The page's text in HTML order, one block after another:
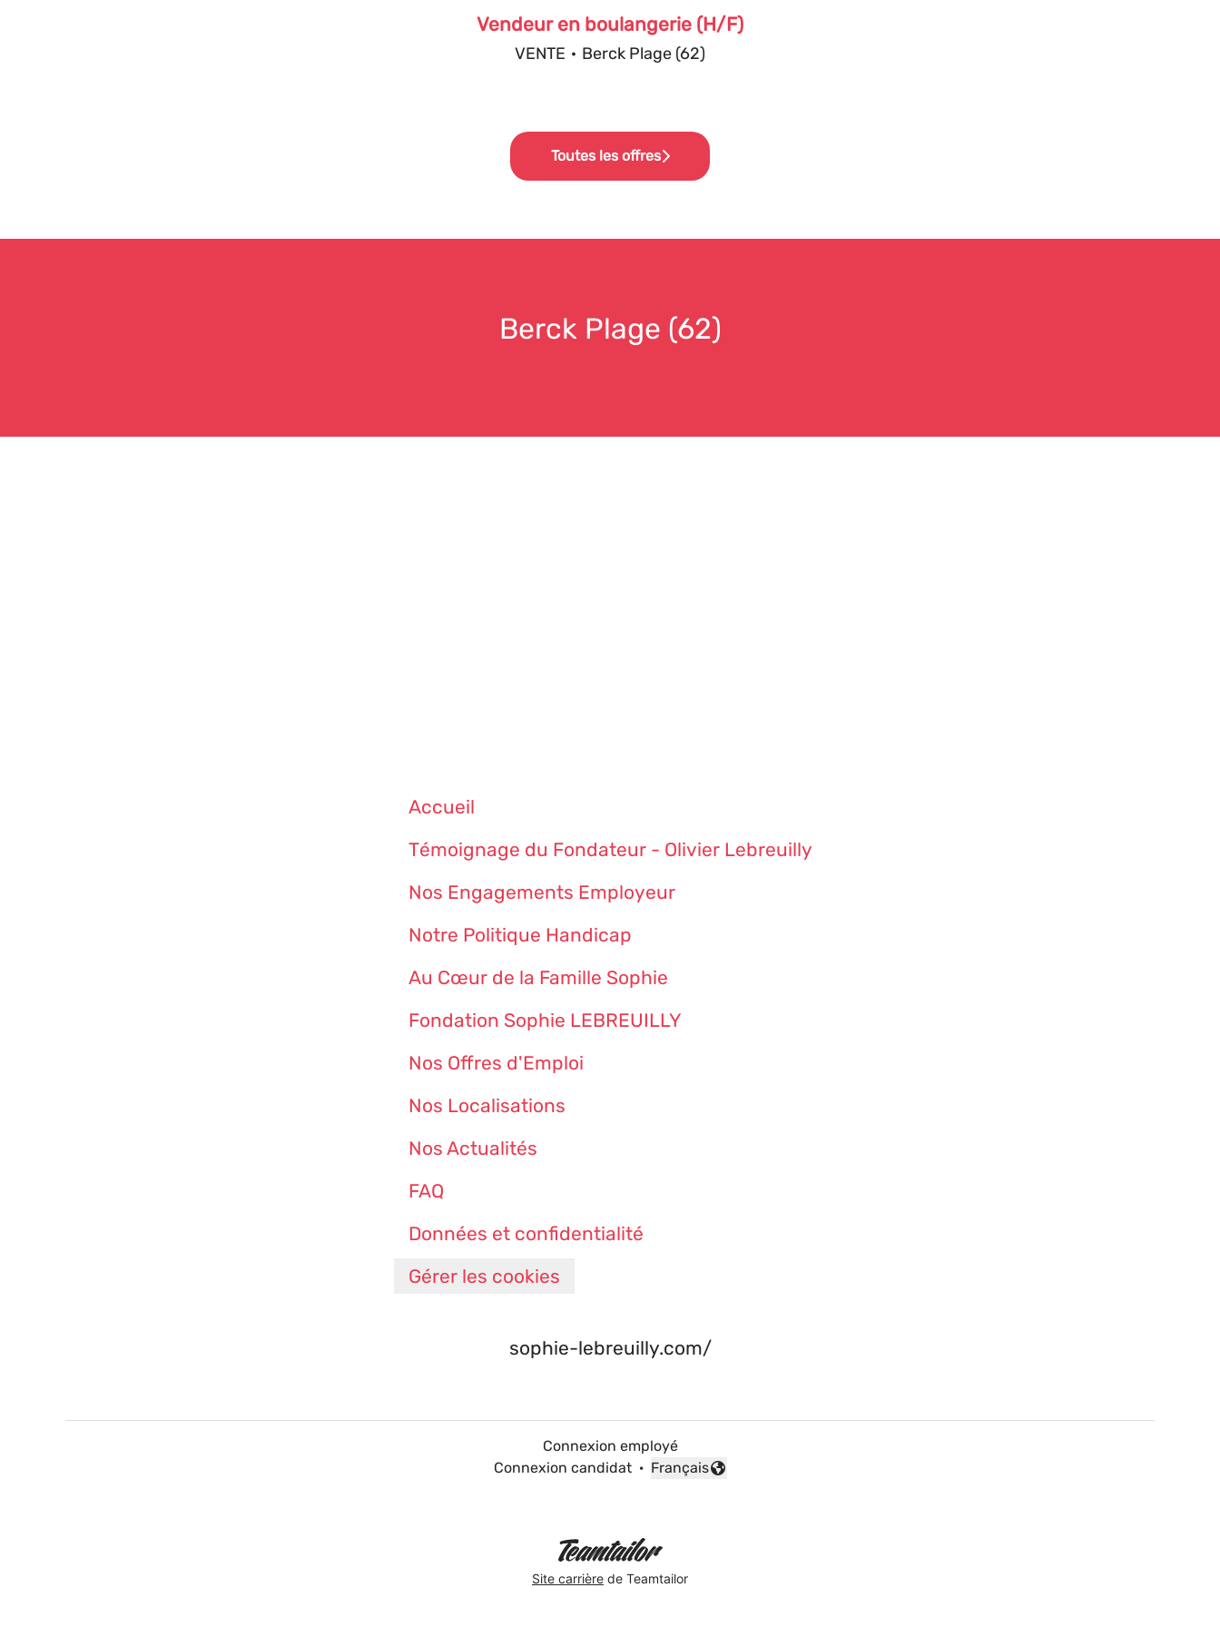
Vendeur en boulangerie (H/F)
VENTE · Berck Plage (62)
Toutes les offres
Berck Plage (62)
Accueil
Témoignage du Fondateur - Olivier Lebreuilly
Nos Engagements Employeur
Notre Politique Handicap
Au Cœur de la Famille Sophie
Fondation Sophie LEBREUILLY
Nos Offres d'Emploi
Nos Localisations
Nos Actualités
FAQ
Données et confidentialité
Gérer les cookies
sophie-lebreuilly.com/
Connexion employé
Connexion candidat ·
Changer la langue
Français
Site carrière de Teamtailor